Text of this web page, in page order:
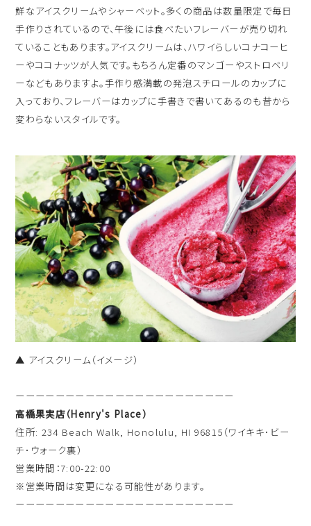
鮮なアイスクリームやシャーベット。多くの商品は数量限定で毎日
手作りされているので、午後には食べたいフレーバーが売り切れ
ていることもあります。アイスクリームは、ハワイらしいコナコーヒ
ーやココナッツが人気です。もちろん定番のマンゴーやストロベリ
ーなどもありますよ。手作り感満載の発泡スチロールのカップに
入っており、フレーバーはカップに手書きで書いてあるのも昔から
変わらないスタイルです。
▲ アイスクリーム（イメージ）
ーーーーーーーーーーーーーーーーーーーーーー
高橋果実店（Henry's Place）
住所: 234 Beach Walk, Honolulu, HI 96815（ワイキキ･ビー
チ･ウォーク裏）
営業時間：7:00-22:00
※営業時間は変更になる可能性があります。
ーーーーーーーーーーーーーーーーーーーーーー